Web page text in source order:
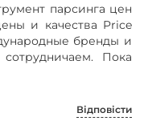
парсинга цен
и качества Price
бренды и
Пока
Відповісти